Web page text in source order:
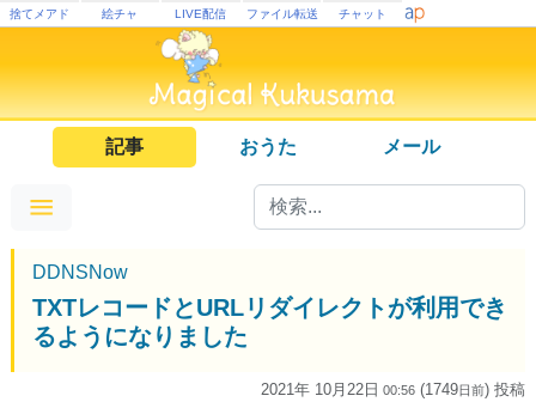
捨てメアド 絵チャ LIVE配信 ファイル転送 チャット
記事 おうた メール
DDNSNow
TXTレコードとURLリダイレクトが利用でき
るようになりました
2021年 10月22日 00:56 (1749日前) 投稿